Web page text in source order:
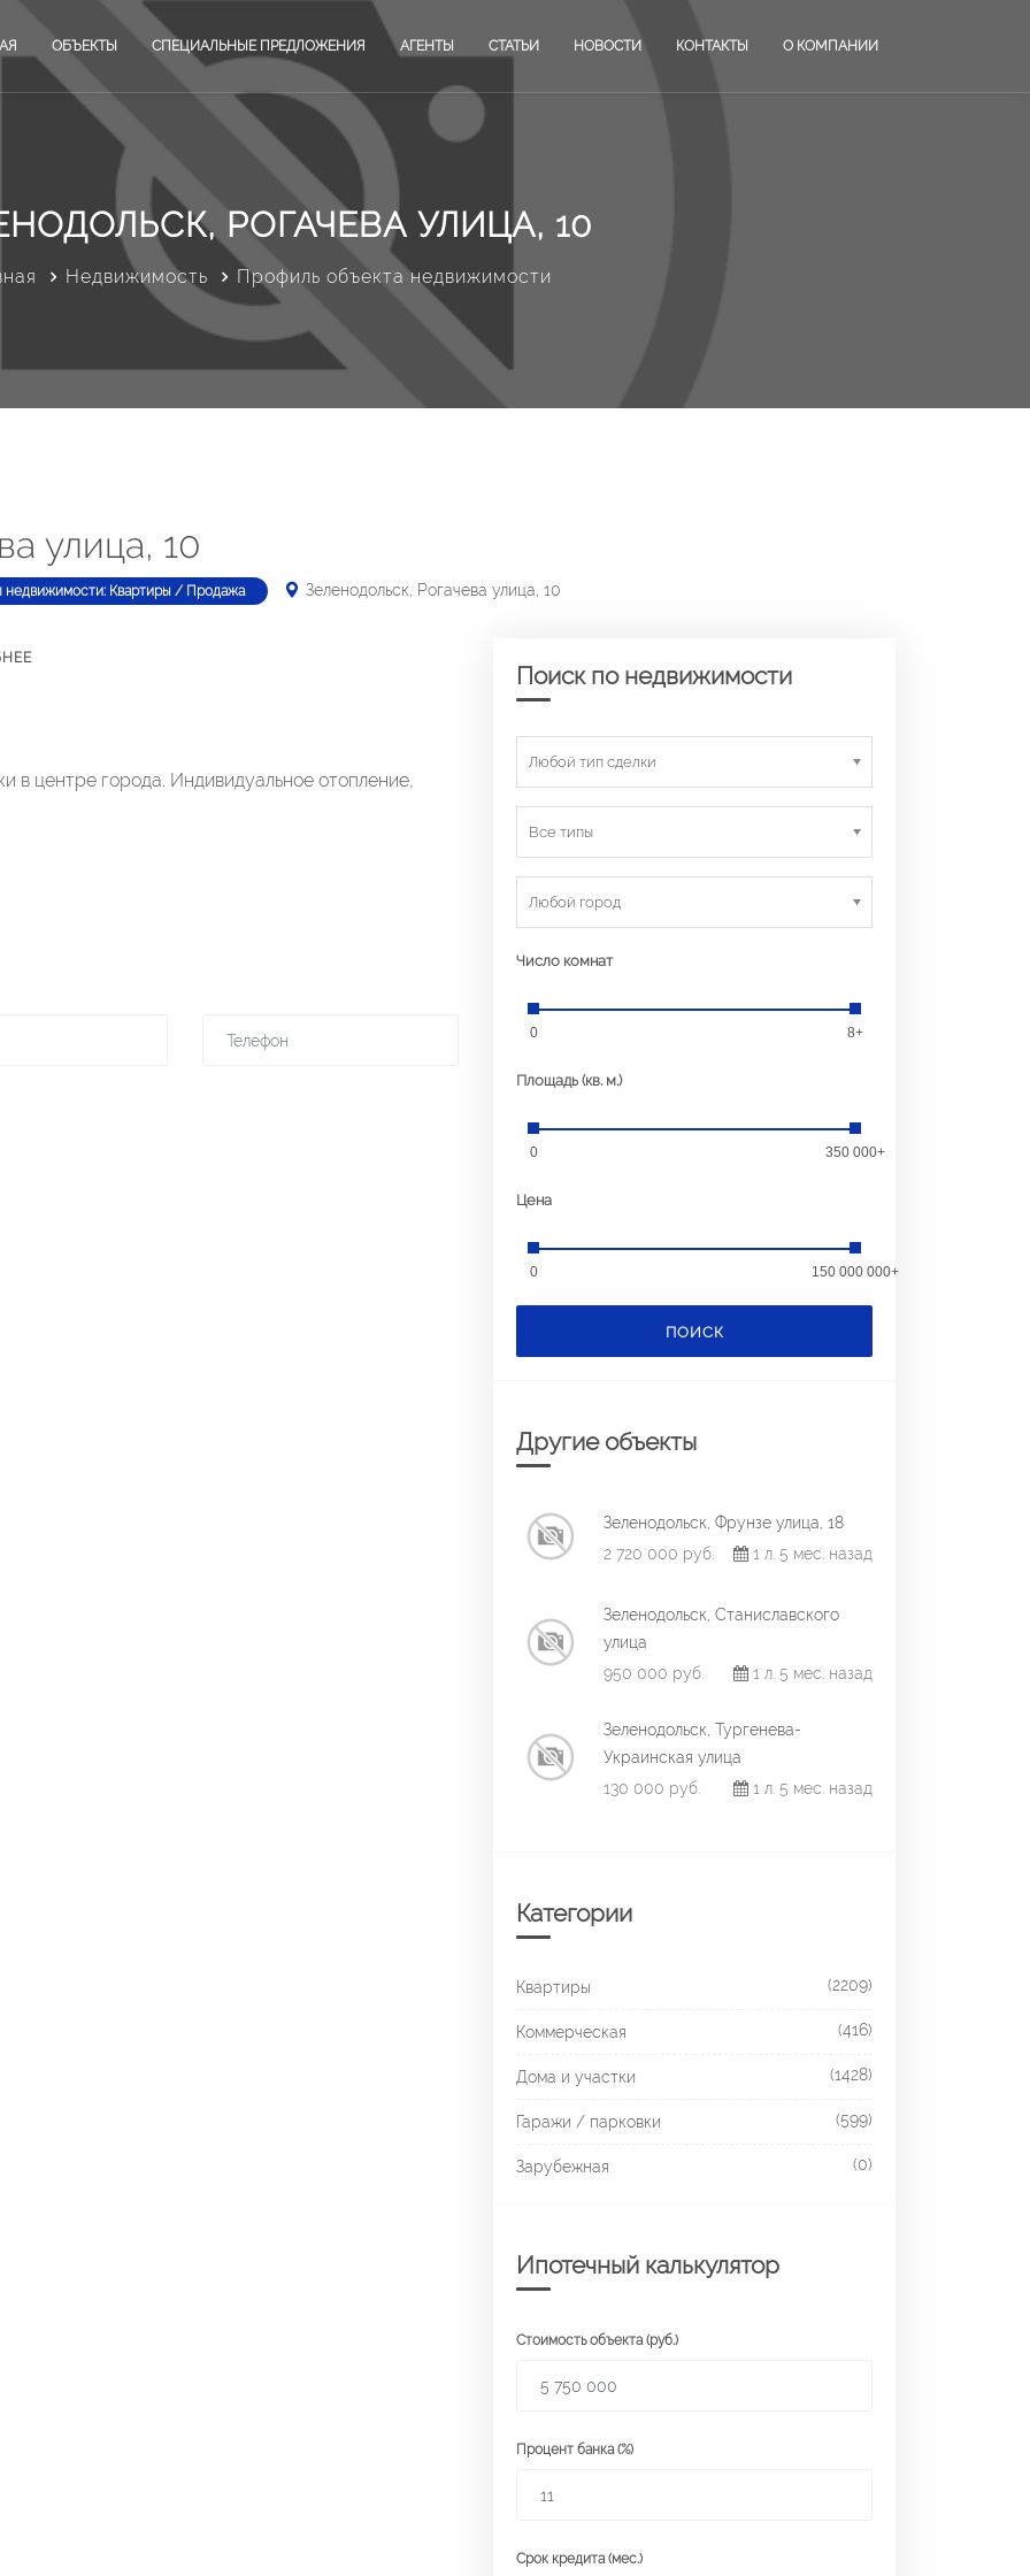
ОБЪЕКТЫ СПЕЦИАЛЬНЫЕ ПРЕДЛОЖЕНИЯ АГЕНТЫ СТАТЬИ НОВОСТИ КОНТАКТЫ О КОМПАНИИ
РОГАЧЕВА УЛИЦА, 10
Недвижимость Профиль объекта недвижимости
улица, 10
недвижимости: Квартиры / Продажа Зеленодольск, Рогачева улица, 10
в центре города. Индивидуальное отопление,
Поиск по недвижимости
Любой тип сделки
Все типы
Любой город
Число комнат
0 8+
Площадь (кв. м.)
0 350 000+
Цена
0 150 000 000+
ПОИСК
Другие объекты
Зеленодольск, Фрунзе улица, 18
2 720 000 руб.
1 л. 5 мес. назад
Зеленодольск, Станиславского
улица
950 000 руб.
1 л. 5 мес. назад
Зеленодольск, Тургенева-
Украинская улица
130 000 руб.
1 л. 5 мес. назад
Категории
Квартиры (2209)
Коммерческая (416)
Дома и участки (1428)
Гаражи / парковки (599)
Зарубежная (0)
Ипотечный калькулятор
Стоимость объекта (руб.)
Процент банка (%)
Срок кредита (мес.)